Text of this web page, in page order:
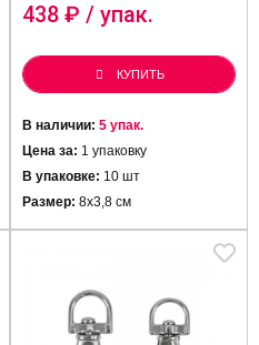
438 ₽ / упак.
КУПИТЬ
В наличии: 5 упак.
Цена за: 1 упаковку
В упаковке: 10 шт
Размер: 8х3,8 см